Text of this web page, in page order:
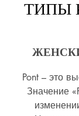
ТИПЫ
Pont – это
Значение